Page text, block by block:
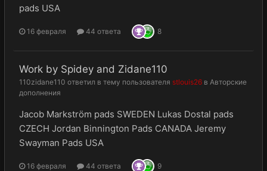
pads USA
16 февраля 44 ответа 8
Work by Spidey and Zidane110
110zidane110 ответил в тему пользователя stlouis26 в Авторские
дополнения
Jacob Markström pads SWEDEN Lukas Dostal pads
CZECH Jordan Binnington Pads CANADA Jeremy
Swayman Pads USA
16 февраля 44 ответа 9